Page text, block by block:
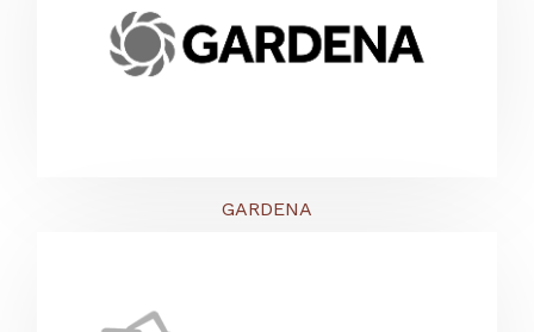
GARDENA